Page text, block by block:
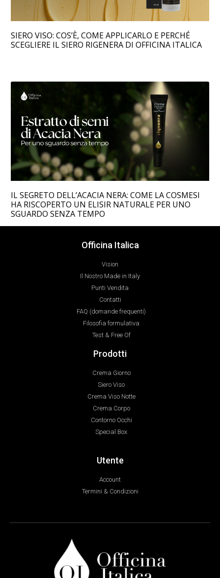
SIERO VISO: COS’È, COME APPLICARLO E PERCHÉ
SCEGLIERE IL SIERO RIGENERA DI OFFICINA ITALICA
IL SEGRETO DELL’ACACIA NERA: COME LA COSMESI
HA RISCOPERTO UN ELISIR NATURALE PER UNO
SGUARDO SENZA TEMPO
Officina Italica
Vision
Il Nostro Made in Italy
Punti Vendita
Contatti
FAQ (domande frequenti)
Filosofia formulativa
Test & Free Of
Prodotti
Crema Giorno
Siero Viso
Crema Viso Notte
Crema Corpo
Contorno Occhi
Special Box
Utente
Account
Termini & Condizioni